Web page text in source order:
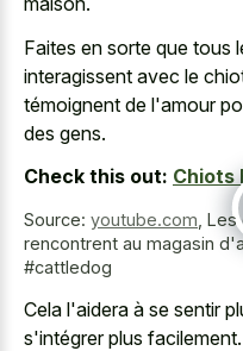
Faites en sorte que tous
interagissent avec le
témoignent de l'amour
des gens.
Check this out: Chiots
Source: youtube.com Les
rencontrent au magasin
#cattledog
Cela l'aidera à se sentir
s'intégrer plus facilement.